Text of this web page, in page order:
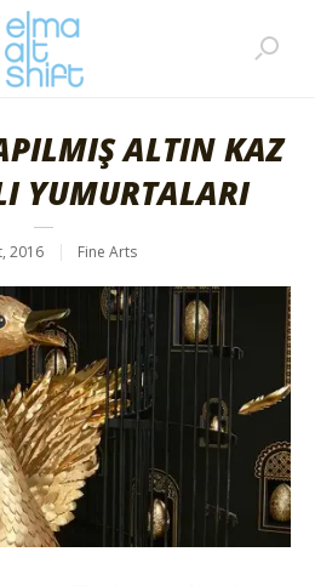
ALTIN KAZ
YUMURTALARI
2016 Fine Arts